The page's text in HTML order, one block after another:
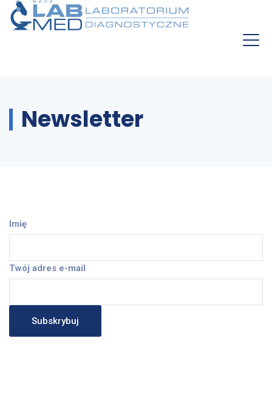
Newsletter
Imię
Twój adres e-mail